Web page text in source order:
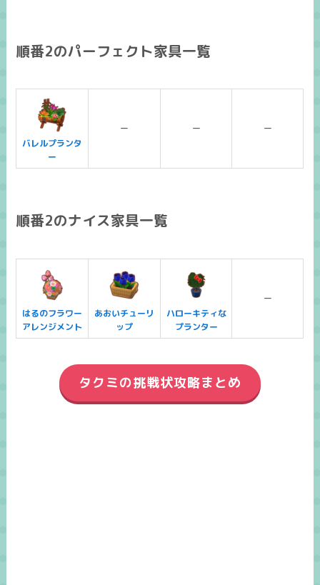
順番2のパーフェクト家具一覧
バレルプランタ
ー
ー ー ー
順番2のナイス家具一覧
はるのフラワー
アレンジメント
あおいチューリ
ップ
ハローキティな
プランター
ー
タクミの挑戦状攻略まとめ